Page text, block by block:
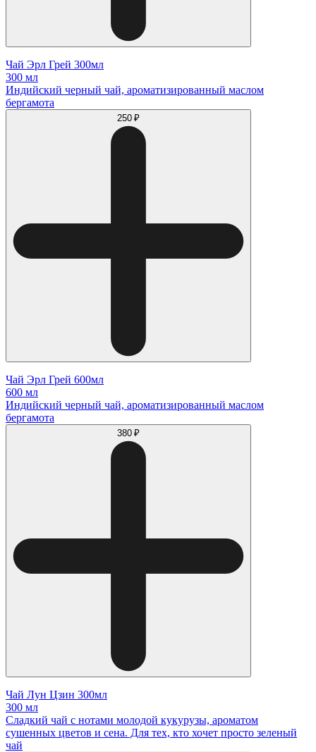
Чай Эрл Грей 300мл
300 мл
Индийский черный чай, ароматизированный маслом
бергамота
250 ₽
Чай Эрл Грей 600мл
600 мл
Индийский черный чай, ароматизированный маслом
бергамота
380 ₽
Чай Лун Цзин 300мл
300 мл
Сладкий чай с нотами молодой кукурузы, ароматом
сушенных цветов и сена. Для тех, кто хочет просто зеленый
чай